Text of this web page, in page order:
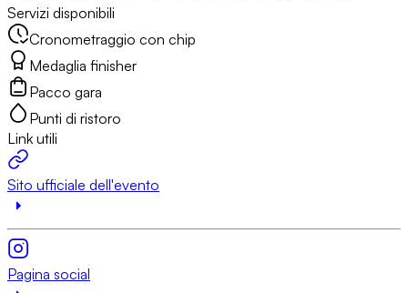
Servizi disponibili
Cronometraggio con chip
Medaglia finisher
Pacco gara
Punti di ristoro
Link utili
Sito ufficiale dell'evento
Pagina social